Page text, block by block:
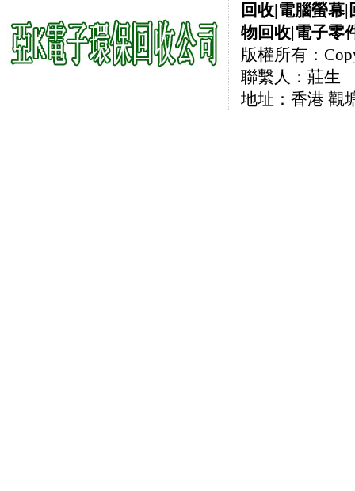
回收|電腦螢幕|
物回收|電子零
版權所有：
聯繫人：莊生
地址：香港 觀